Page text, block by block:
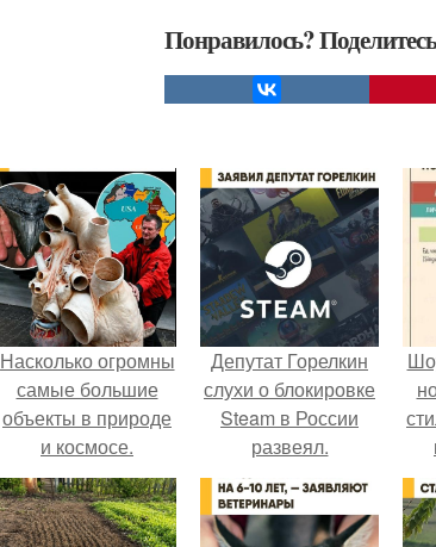
Понравилось?
Насколько огромны
самые большие
объекты в природе
и космосе.
Депутат Горелкин
слухи о блокировке
Steam в России
развеял.